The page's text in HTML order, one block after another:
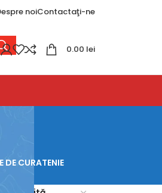
noiContactaţi-ne
0.00 lei
DE CURATENIE